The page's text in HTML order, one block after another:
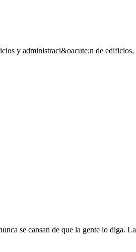
y administraci&oacute;n de
se cansan de que la gente lo diga.